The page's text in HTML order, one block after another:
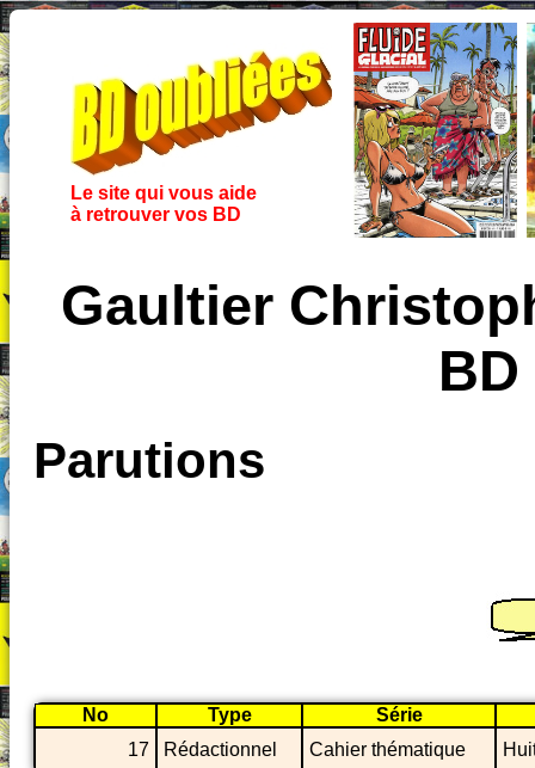
Le site qui vous aide
à retrouver vos BD
Gaultier
Parutions
No Type
Série
17
Rédactionnel Cahier thématique